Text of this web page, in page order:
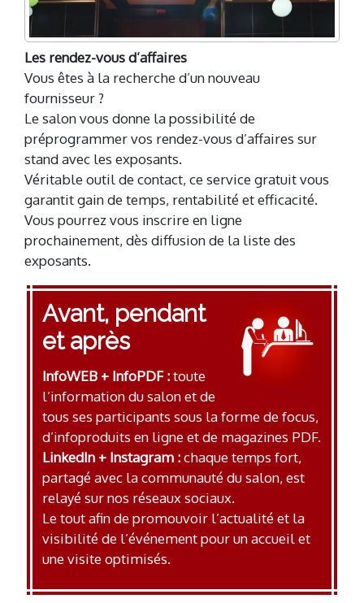
Les rendez-vous d’affaires
Vous êtes à la recherche d’un nouveau
fournisseur ?
Le salon vous donne la possibilité de
préprogrammer vos rendez-vous d’affaires sur
stand avec les exposants.
Véritable outil de contact, ce service gratuit vous
garantit gain de temps, rentabilité et efficacité.
Vous pourrez vous inscrire en ligne
prochainement, dès diffusion de la liste des
exposants.
Avant, pendant
et après
InfoWEB + InfoPDF :toute
l’information du salon et de
tous ses participants sous la forme de focus,
d’infoproduits en ligne et de magazines PDF.
LinkedIn + Instagram :chaque temps fort,
partagé avec la communauté du salon, est
relayé sur nos réseaux sociaux.
Le tout afin de promouvoir l’actualité et la
visibilité de l’événement pour un accueil et
une visite optimisés.